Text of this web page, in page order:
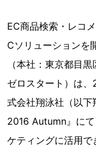
EC商品検索・レコ
Cソリューションを
（本社：東京都目
ゼロスタート）は
式会社翔泳社（以
2016 Autumn』に
ケティングに活用で